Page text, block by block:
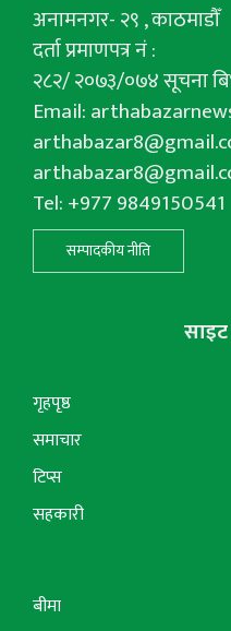
अनामनगर- २९ , काठमाडौँ
दर्ता प्रमाणपत्र नं :
२८२/ २०७३/०७४ सूचना
Email:
Tel: +977 9849150541
सम्पादकीय नीति
गृहपृष्ठ
समाचार
टिप्स
सहकारी
बीमा